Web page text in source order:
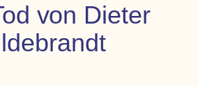
von Dieter